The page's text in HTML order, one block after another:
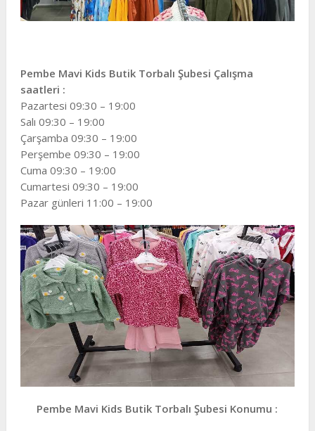
Pembe Mavi Kids Butik Torbalı Şubesi Çalışma
saatleri :
Pazartesi 09:30 – 19:00
Salı 09:30 – 19:00
Çarşamba 09:30 – 19:00
Perşembe 09:30 – 19:00
Cuma 09:30 – 19:00
Cumartesi 09:30 – 19:00
Pazar günleri 11:00 – 19:00
Pembe Mavi Kids Butik Torbalı Şubesi Konumu :